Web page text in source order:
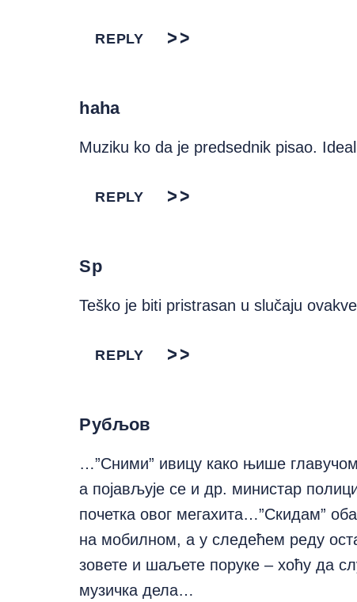
REPLY
haha
Muziku ko da je predsednik pisao.
REPLY
Sp
Teško je biti pristrasan u slučaju
REPLY
Рубљов
…”Сними” ивицу како њише
а појављује се и др. министар
почетка овог мегахита…”Скидам”
на мобилном, а у следећем реду
зовете и шаљете поруке – хоћу да
музичка дела…